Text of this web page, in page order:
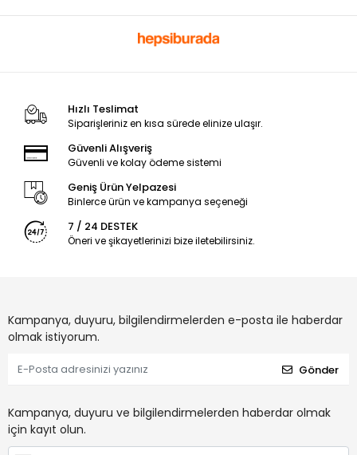
Hızlı Teslimat
Siparişleriniz en kısa sürede elinize ulaşır.
Güvenli Alışveriş
Güvenli ve kolay ödeme sistemi
Geniş Ürün Yelpazesi
Binlerce ürün ve kampanya seçeneği
7 / 24 DESTEK
Öneri ve şikayetlerinizi bize iletebilirsiniz.
Kampanya, duyuru, bilgilendirmelerden e-posta ile haberdar
olmak istiyorum.
Gönder
Kampanya, duyuru ve bilgilendirmelerden haberdar olmak
için kayıt olun.